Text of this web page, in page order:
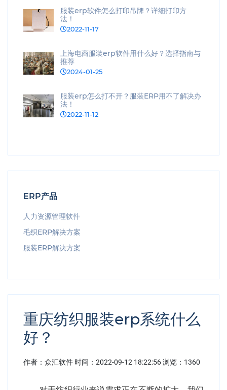
服装erp软件怎么打印吊牌？详细打印方
法！
2022-11-17
上海电商服装erp软件用什么好？选择指南与
推荐
2024-01-25
服装erp怎么打不开？服装ERP用不了解决办
法！
2022-11-12
ERP产品
人力资源管理软件
毛织ERP解决方案
服装ERP解决方案
重庆纺织服装erp系统什么
好？
作者：众汇软件 时间： 2022-09-12 18:22:56浏览：1360